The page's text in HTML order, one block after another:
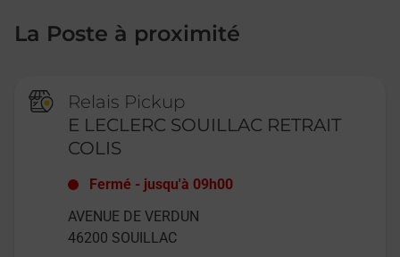
La Poste à proximité
Relais Pickup
E LECLERC SOUILLAC RETRAIT
COLIS
Fermé - jusqu'à 09h00
AVENUE DE VERDUN
46200 SOUILLAC